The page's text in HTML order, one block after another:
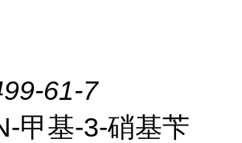
61-7
甲基-3-硝基苄